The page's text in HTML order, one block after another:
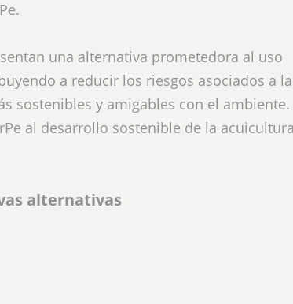
una alternativa prometedora al uso
a reducir los riesgos asociados a la
sostenibles y amigables con el ambiente.
al desarrollo sostenible de la acuicultura
alternativas